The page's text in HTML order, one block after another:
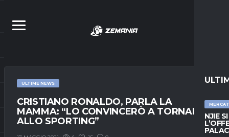
NJIE
ULTIME NEWS
CRISTIANO RONALDO, PARLA LA
MAMMA: “LO CONVINCERÒ A TORNARE
ALLO SPORTING”